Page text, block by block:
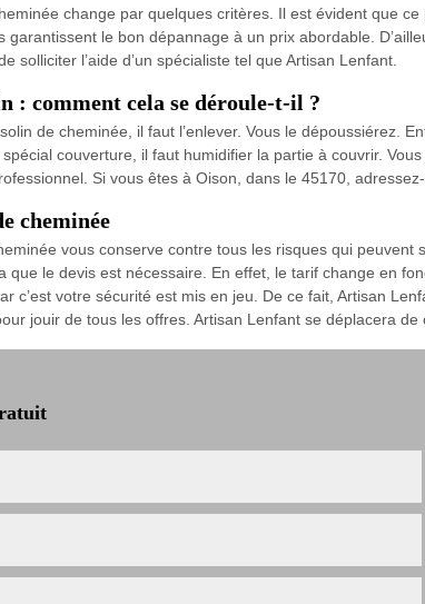
change par quelques critères. Il est évident que
garantissent le bon dépannage à un prix abordable.
solliciter l’aide d’un spécialiste tel que Artisan Lenfant.
: comment cela se déroule-t-il ?
de cheminée, il faut l’enlever. Vous le dépoussiérez.
couverture, il faut humidifier la partie à couvrir.
Si vous êtes à Oison, dans le 45170,
cheminée
vous conserve contre tous les risques qui
que le devis est nécessaire. En effet, le tarif change en
c’est votre sécurité est mis en jeu. De ce fait, Artisan
jouir de tous les offres. Artisan Lenfant se déplacera de